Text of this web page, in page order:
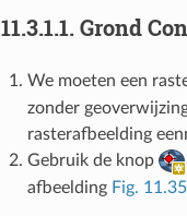
11.3.1.1. Grond
We moeten een
zonder
rasterafbeelding
Gebruik de knop
afbeelding Fig. 11.35